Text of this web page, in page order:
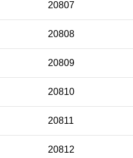
20807
20808
20809
20810
20811
20812